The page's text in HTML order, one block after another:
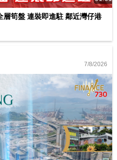
層筍盤 連裝即進駐 鄰近灣仔港
7/8/2026